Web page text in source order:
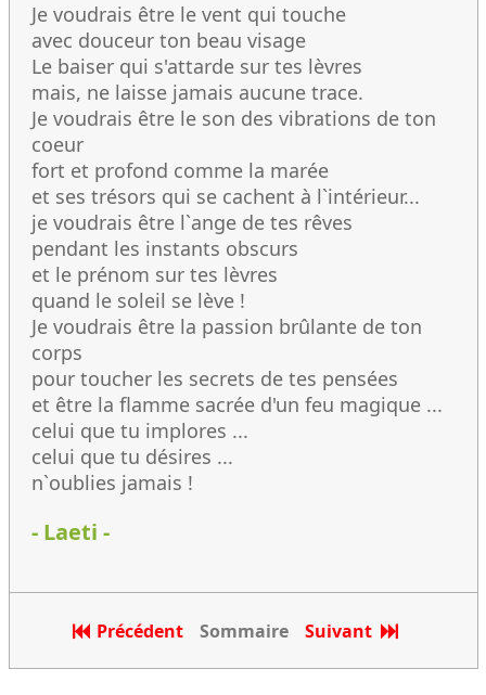
Je voudrais être le vent qui touche
avec douceur ton beau visage
Le baiser qui s'attarde sur tes lèvres
mais, ne laisse jamais aucune trace.
Je voudrais être le son des vibrations de ton
coeur
fort et profond comme la marée
et ses trésors qui se cachent à l`intérieur...
je voudrais être l`ange de tes rêves
pendant les instants obscurs
et le prénom sur tes lèvres
quand le soleil se lève !
Je voudrais être la passion brûlante de ton
corps
pour toucher les secrets de tes pensées
et être la flamme sacrée d'un feu magique ...
celui que tu implores ...
celui que tu désires ...
n`oublies jamais !
- Laeti -
Précédent Sommaire Suivant